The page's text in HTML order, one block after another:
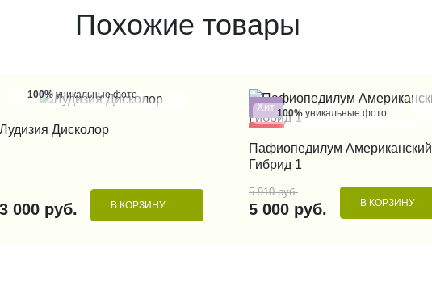
Похожие товары
100%уникальные фото
Лудизия Дисколор
3 000 руб. В КОРЗИНУ
Хит 100% уникальные фото
КУПИТЬ В 1 КЛИК
Пафиопедилум Американский
Гибрид 1
5 910 руб.
5 000 руб. В КОРЗИНУ